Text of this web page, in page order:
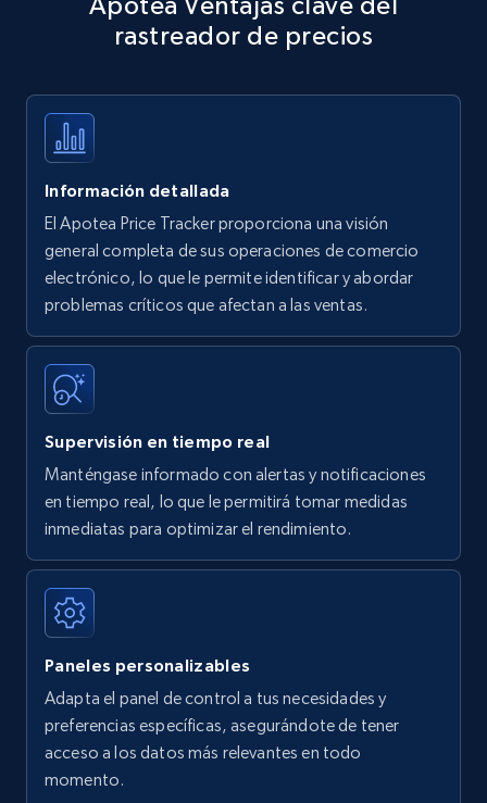
Title, Seller name, Brand, Description, Initial
35.3K+
Amazon products - find products by using
upc numbers
Title, Seller name, Brand, Description, Initial
price, Currency, Availability, Reviews count, and
35.3K+
Amazon Reviews
URL, Product name, Product rating, Product
Author name, Asin, and more.
7.4K+ 870+
Walmart - products
rastreador de precios
Información detallada
El Apotea Price Tracker proporciona una visión
general completa de sus operaciones de comercio
electrónico, lo que le permite identificar y abordar
problemas críticos que afectan a las ventas.
Supervisión en tiempo real
Manténgase informado con alertas y notificaciones
en tiempo real, lo que le permitirá tomar medidas
inmediatas para optimizar el rendimiento.
Paneles personalizables
Adapta el panel de control a tus necesidades y
preferencias específicas, asegurándote de tener
acceso a los datos más relevantes en todo
momento.